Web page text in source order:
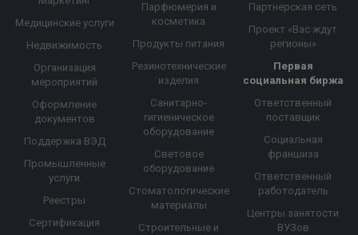
Медицинские услуги
Недвижимость
Организация
мероприятий
Оформление
документов
Поддержка ВЭД
Промышленные
услуги
Реестры
Сертификация
Парфюмерия и
косметика
Продукты питания
Резинотехнические
изделия
Санитарно-
гигиеническое
оборудование
Световое
оборудование
Стоматологические
материалы
Строительные и
Партнерская сеть
Проект «Вас ждут
регионы»
Первая
социальная биржа
Ответственный
поставщик
Социальная
франшиза
Ответственный
работодатель
Центры занятости
ВУЗов